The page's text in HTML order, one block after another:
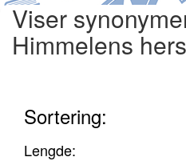
Viser
Himmelens
Sortering:
Lengde: